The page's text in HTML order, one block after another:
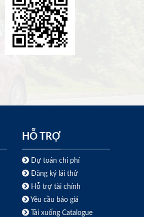
HỖ TRỢ
Dự toán chi phí
Đăng ký lái thử
Hỗ trợ tài chính
Yêu cầu báo giá
Tải xuống Catalogue